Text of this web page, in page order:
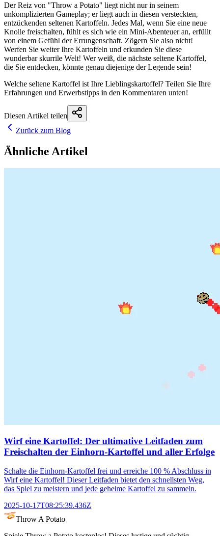
Der Reiz von "Throw a Potato" liegt nicht nur in seinem
unkomplizierten Gameplay; er liegt auch in diesen versteckten,
entzückenden seltenen Kartoffeln. Jedes Mal, wenn Sie eine neue
Knolle freischalten, fühlt es sich wie ein Mini-Abenteuer an, erfüllt
von einem Gefühl der Errungenschaft. Zögern Sie also nicht!
Werfen Sie weiter Ihre Kartoffeln und erkunden Sie diese
wunderbar skurrile Welt! Wer weiß, die nächste seltene Kartoffel,
die Sie entdecken, könnte genau diejenige der Legende sein!
Welche seltene Kartoffel ist Ihre Lieblingskartoffel? Teilen Sie Ihre
Erfahrungen und Erwerbstipps in den Kommentaren unten!
Diesen Artikel teilen
Zurück zum Blog
Ähnliche Artikel
Wirf eine Kartoffel: Der ultimative Leitfaden zum
Freischalten der Einhorn-Kartoffel und aller Erfolge
Schalte die Einhorn-Kartoffel frei und erreiche 100 % Abschluss in
Wirf eine Kartoffel! Dieser Leitfaden bietet den schnellsten Weg,
das Spiel zu meistern und jede geheime Kartoffel zu sammeln.
2025-10-17T08:25:39.436Z
Throw A Potato